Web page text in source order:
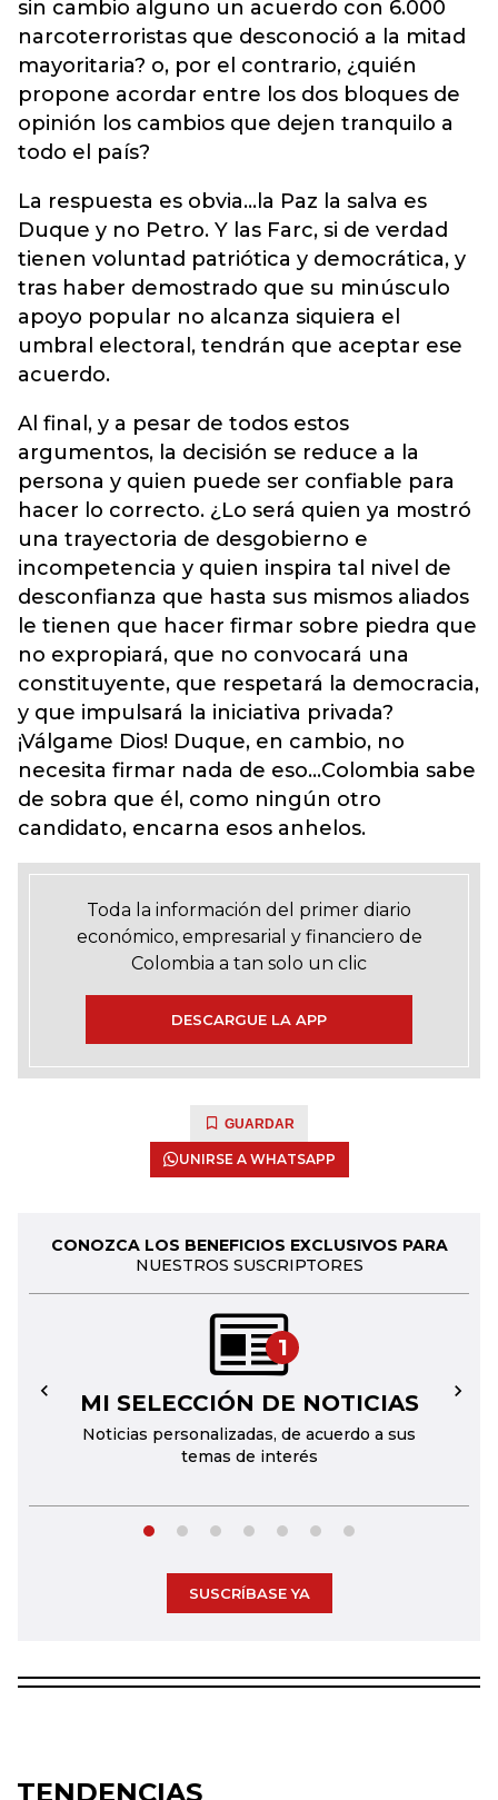
sin cambio alguno un acuerdo con 6.000
narcoterroristas que desconoció a la mitad
mayoritaria? o, por el contrario, ¿quién
propone acordar entre los dos bloques de
opinión los cambios que dejen tranquilo a
todo el país?
La respuesta es obvia…la Paz la salva es
Duque y no Petro. Y las Farc, si de verdad
tienen voluntad patriótica y democrática, y
tras haber demostrado que su minúsculo
apoyo popular no alcanza siquiera el
umbral electoral, tendrán que aceptar ese
acuerdo.
Al final, y a pesar de todos estos
argumentos, la decisión se reduce a la
persona y quien puede ser confiable para
hacer lo correcto. ¿Lo será quien ya mostró
una trayectoria de desgobierno e
incompetencia y quien inspira tal nivel de
desconfianza que hasta sus mismos aliados
le tienen que hacer firmar sobre piedra que
no expropiará, que no convocará una
constituyente, que respetará la democracia,
y que impulsará la iniciativa privada?
¡Válgame Dios! Duque, en cambio, no
necesita firmar nada de eso…Colombia sabe
de sobra que él, como ningún otro
candidato, encarna esos anhelos.
Toda la información del primer diario
económico, empresarial y financiero de
Colombia a tan solo un clic
DESCARGUE LA APP
GUARDAR
UNIRSE A WHATSAPP
CONOZCA LOS BENEFICIOS EXCLUSIVOS PARA
NUESTROS SUSCRIPTORES
1
MI SELECCIÓN DE NOTICIAS
Noticias personalizadas, de acuerdo a sus
temas de interés
← →
SUSCRÍBASE YA
TENDENCIAS